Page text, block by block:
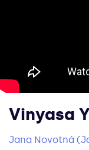
Vinyasa
Jana Novotná